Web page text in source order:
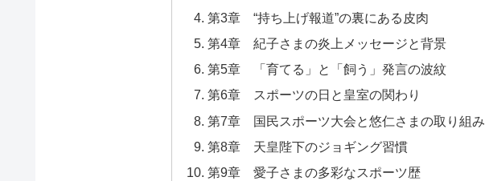
第3章 “持ち上げ報道”の裏にある皮肉
第4章 紀子さまの炎上メッセージと背景
第5章 「育てる」と「飼う」発言の波紋
第6章 スポーツの日と皇室の関わり
第7章 国民スポーツ大会と悠仁さまの取り組み
第8章 天皇陛下のジョギング習慣
第9章 愛子さまの多彩なスポーツ歴